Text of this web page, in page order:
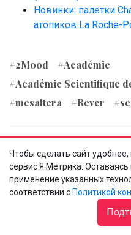
Новинки: палетки
атопиков La Roche-
#2Mood
#Académie
#Académie Scientifique
#mesaltera
#Rever
(44оценок,
0
Чтобы сделать сайт
сервис Я.Метрика.
применение указанных
соответствии с Политикой